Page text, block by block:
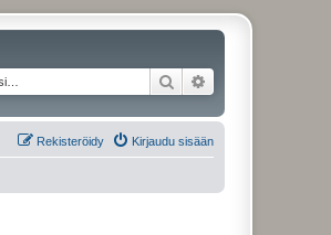
Etsi
Kirjaudu sisään
Rekisteröidy